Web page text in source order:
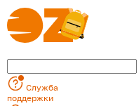
Служба
поддержки